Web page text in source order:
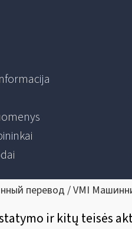
перевод / VMI
ir kitų teisės